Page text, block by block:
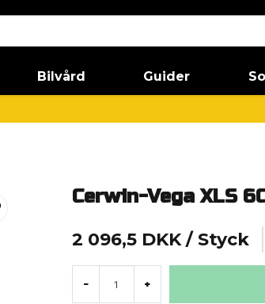
Bilvård Guider
Cerwin-Vega XLS
2 096,5 DKK / Styck
- +